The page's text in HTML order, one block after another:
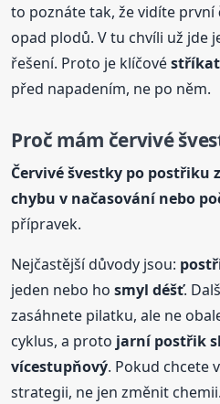
to poznáte tak, že vidíte první
opad plodů. V tu chvíli už jde
řešení. Proto je klíčové
před napadením, ne po něm.
Proč mám červivé
Červivé švestky po postřiku
chybu v načasování nebo
přípravek.
Nejčastější důvody jsou:
jeden nebo hosmyl déšť.
zasáhnete pilatku, ale ne
cyklus, a proto jarnípostřik
vícestupňový. Pokud chcete
strategii, ne jen změnit chemii.